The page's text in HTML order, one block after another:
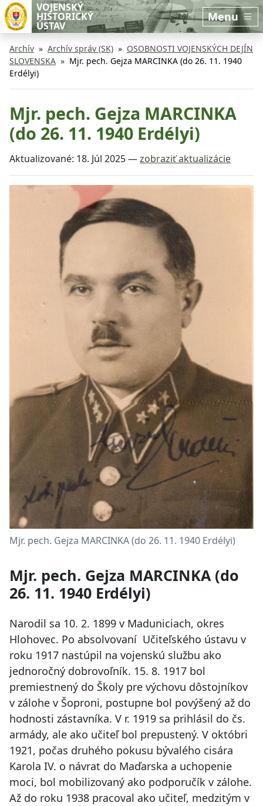
Preskočiť na hlavný obsah
Preskočiť na bočnú lištu
VOJENSKÝ
HISTORICKÝ
ÚSTAV
Menu
Archív Archív správ (SK)
OSOBNOSTI VOJENSKÝCH DEJÍN
SLOVENSKA
Mjr. pech. Gejza MARCINKA (do 26. 11. 1940
Erdélyi)
Mjr. pech. Gejza MARCINKA
(do 26. 11. 1940 Erdélyi)
Aktualizované: 18. Júl 2025—zobraziť aktualizácie
Mjr. pech. Gejza MARCINKA (do 26. 11. 1940 Erdélyi)
Mjr. pech. Gejza MARCINKA (do
26. 11. 1940 Erdélyi)
Narodil sa 10. 2. 1899 v Maduniciach, okres
Hlohovec. Po absolvovaní Učiteľského ústavu v
roku 1917 nastúpil na vojenskú službu ako
jednoročný dobrovoľník. 15. 8. 1917 bol
premiestnený do Školy pre výchovu dôstojníkov
v zálohe v Šoproni, postupne bol povýšený až do
hodnosti zástavníka. V r. 1919 sa prihlásil do čs.
armády, ale ako učiteľ bol prepustený. V októbri
1921, počas druhého pokusu bývalého cisára
Karola IV. o návrat do Maďarska a uchopenie
moci, bol mobilizovaný ako podporučík v zálohe.
Až do roku 1938 pracoval ako učiteľ, medzitým v